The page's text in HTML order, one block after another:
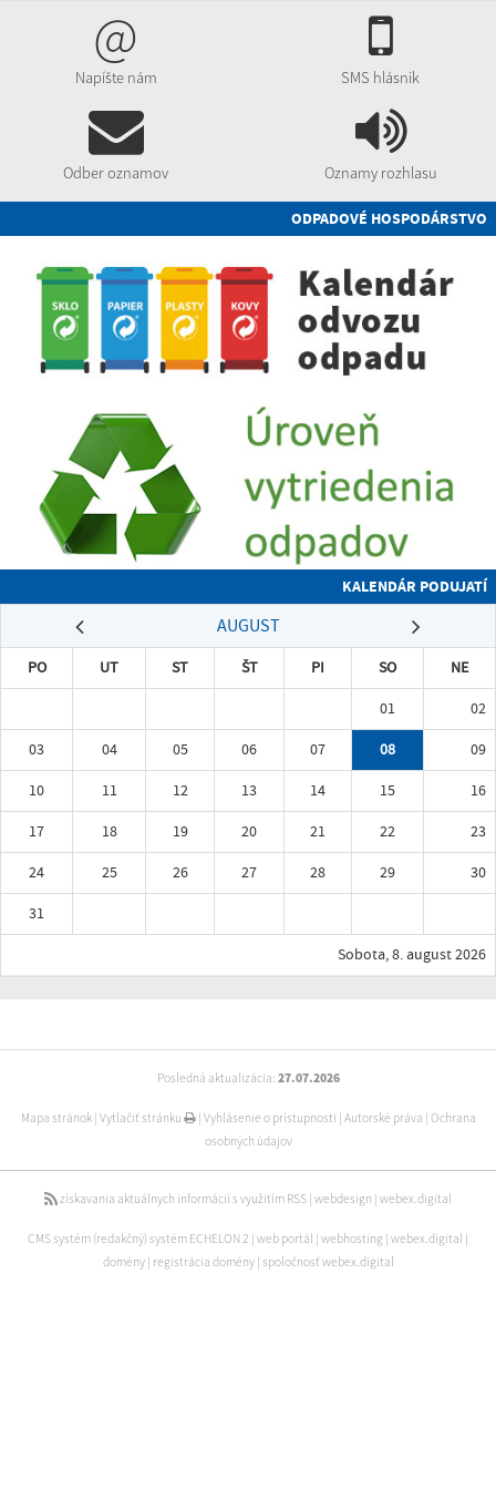
@
Napíšte nám SMS hlásnik
Odber oznamov Oznamy rozhlasu
ODPADOVÉ HOSPODÁRSTVO
KALENDÁR PODUJATÍ
AUGUST
PO UT ST ŠT PI SO
NE
01
02
03
04 05 06 07 08
09
10
11 12 13 14 15
16
17
18 19 20 21 22
23
24
25 26 27 28 29
30
31
Sobota, 8. august 2026
Posledná aktualizácia: 27.07.2026
Mapa stránok| Vytlačiť stránku | Vyhlásenie o prístupnosti Autorské práva Ochrana
osobných údajov
získavania aktuálnych informácií s využitím RSS webdesign webex.digital
CMS systém (redakčný) systém ECHELON 2 web portál webhosting webex.digital
domény| registrácia domény| spoločnosť webex.digital